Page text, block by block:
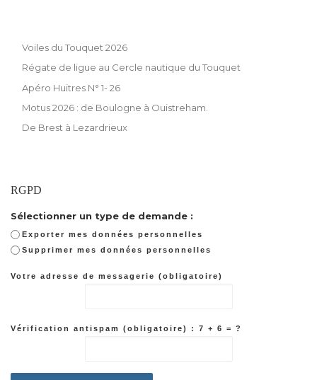
Voiles du Touquet 2026
Régate de ligue au Cercle nautique du Touquet
Apéro Huitres N° 1- 26
Motus 2026 : de Boulogne à Ouistreham.
De Brest à Lezardrieux
RGPD
Sélectionner un type de demande :
Exporter mes données personnelles
Supprimer mes données personnelles
Votre adresse de messagerie (obligatoire)
Vérification antispam (obligatoire) : 7 + 6 = ?